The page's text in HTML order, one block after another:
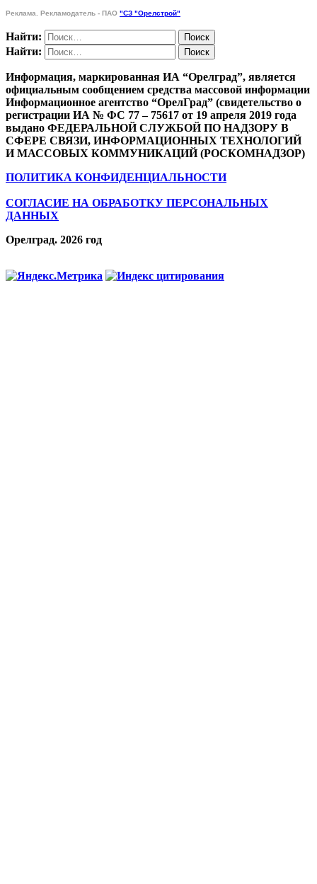
Реклама. Рекламодатель - ПАО "СЗ "Орелстрой"
Найти:
Найти:
Информация, маркированная ИА “Орелград”, является
официальным сообщением средства массовой информации
Информационное агентство “ОрелГрад” (свидетельство о
регистрации ИА № ФС 77 – 75617 от 19 апреля 2019 года
выдано ФЕДЕРАЛЬНОЙ СЛУЖБОЙ ПО НАДЗОРУ В
СФЕРЕ СВЯЗИ, ИНФОРМАЦИОННЫХ ТЕХНОЛОГИЙ
И МАССОВЫХ КОММУНИКАЦИЙ (РОСКОМНАДЗОР)
ПОЛИТИКА КОНФИДЕНЦИАЛЬНОСТИ
СОГЛАСИЕ НА ОБРАБОТКУ ПЕРСОНАЛЬНЫХ
ДАННЫХ
Орелград. 2026 год